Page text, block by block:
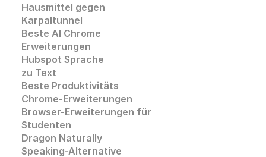
Hausmittel gegen
Karpaltunnel
Beste AI Chrome
Erweiterungen
Hubspot Sprache
zu Text
Beste Produktivitäts
Chrome-Erweiterungen
Browser-Erweiterungen für
Studenten
Dragon Naturally
Speaking-Alternative